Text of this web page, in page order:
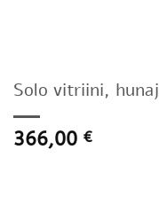
Solo vitriini,
366,00 €